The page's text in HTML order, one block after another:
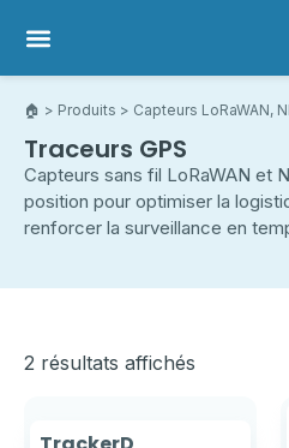
🏠︎ > Produits > Capteurs LoRaWAN,
Traceurs GPS
Capteurs sans fil LoRaWAN et
position pour optimiser la
renforcer la surveillance en
2 résultats affichés